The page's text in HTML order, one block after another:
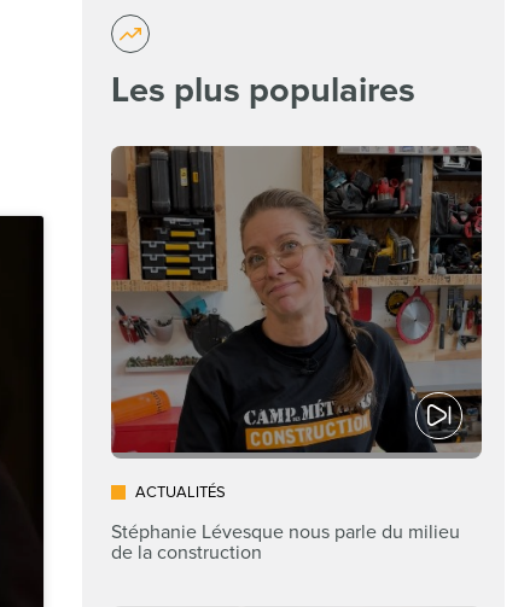
Les plus populaires
ACTUALITÉS
Stéphanie Lévesque nous parle du milieu
de la construction